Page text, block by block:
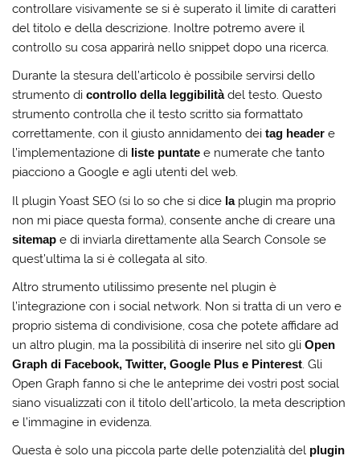
controllare visivamente se si è superato il limite di caratteri
del titolo e della descrizione. Inoltre potremo avere il
controllo su cosa apparirà nello snippet dopo una ricerca.
Durante la stesura dell’articolo è possibile servirsi dello
strumento dicontrollo della leggibilitàdel testo. Questo
strumento controlla che il testo scritto sia formattato
correttamente, con il giusto annidamento deitag header e
l’implementazione di liste puntate e numerate che tanto
piacciono a Google e agli utenti del web.
Il plugin Yoast SEO (si lo so che si dice laplugin ma proprio
non mi piace questa forma), consente anche di creare una
sitemap e di inviarla direttamente alla Search Console se
quest’ultima la si è collegata al sito.
Altro strumento utilissimo presente nel plugin è
l’integrazione con i social network. Non si tratta di un vero e
proprio sistema di condivisione, cosa che potete affidare ad
un altro plugin, ma la possibilità di inserire nel sito gliOpen
Graph di Facebook, Twitter, Google Plus e Pinterest. Gli
Open Graph fanno si che le anteprime dei vostri post social
siano visualizzati con il titolo dell’articolo, la meta description
e l’immagine in evidenza.
Questa è solo una piccola parte delle potenzialità del plugin